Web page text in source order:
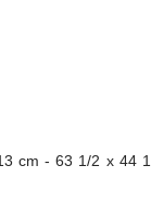
cm - 63 1/2 x 44